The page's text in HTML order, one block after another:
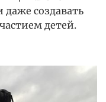
создавать
детей.